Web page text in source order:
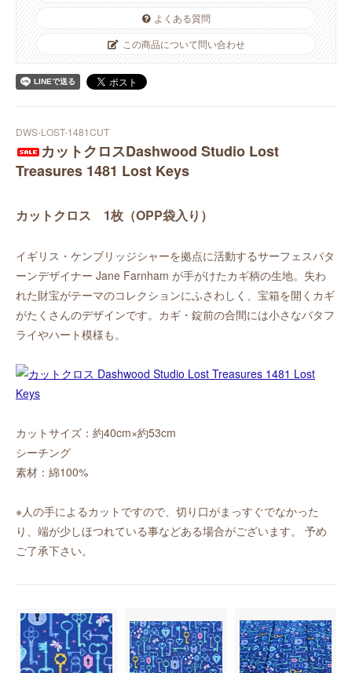
よくある質問
この商品について問い合わせ
DWS-LOST-1481CUT
カットクロスDashwood Studio Lost
Treasures 1481 Lost Keys
カットクロス 1枚（OPP袋入り）
イギリス・ケンブリッジシャーを拠点に活動するサーフェスパタ
ーンデザイナー Jane Farnham が手がけたカギ柄の生地。失わ
れた財宝がテーマのコレクションにふさわしく、宝箱を開くカギ
がたくさんのデザインです。カギ・錠前の合間には小さなバタフ
ライやハート模様も。
カットサイズ：約40cm×約53cm
シーチング
素材：綿100%
※人の手によるカットですので、切り口がまっすぐでなかった
り、端が少しほつれている事などある場合がございます。 予め
ご了承下さい。